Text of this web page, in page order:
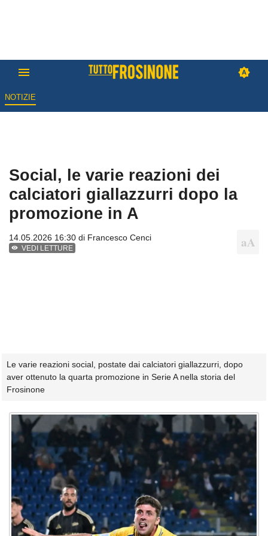
NOTIZIE
Social, le varie reazioni dei
calciatori giallazzurri dopo la
promozione in A
14.05.2026 16:30 di Francesco Cenci
VEDI LETTURE
Le varie reazioni social, postate dai calciatori giallazzurri, dopo
aver ottenuto la quarta promozione in Serie A nella storia del
Frosinone